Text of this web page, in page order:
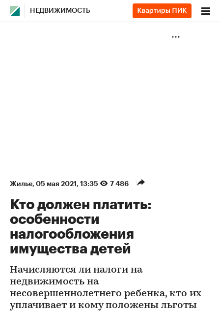
НЕДВИЖИМОСТЬ
Жилье⁠, 05 мая 2021, 13:35 7 486
Кто должен платить:
особенности
налогообложения
имущества детей
Начисляются ли налоги на
недвижимость на
несовершеннолетнего ребенка, кто их
уплачивает и кому положены льготы